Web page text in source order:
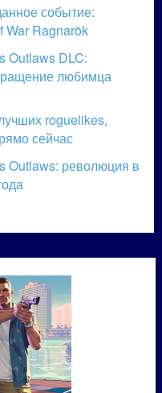
событие:
War Ragnarök
Outlaws DLC:
любимца
roguelikes,
сейчас
Outlaws: революция в